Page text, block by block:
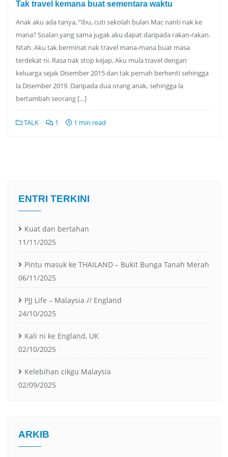
Tak travel kemana buat sementara waktu
Anak aku ada tanya, “Ibu, cuti sekolah bulan Mac nanti nak ke
mana? Soalan yang sama jugak aku dapat daripada rakan-rakan.
Ntah. Aku tak berminat nak travel mana-mana buat masa
terdekat ni. Rasa nak stop kejap. Aku mula travel dengan
keluarga sejak Disember 2015 dan tak pernah berhenti sehingga
la Disember 2019. Daripada dua orang anak, sehingga la
bertambah seorang […]
TALK 1 1 min read
ENTRI TERKINI
Kuat dan bertahan
11/11/2025
Pintu masuk ke THAILAND – Bukit Bunga Tanah Merah
06/11/2025
PJJ Life – Malaysia // England
24/10/2025
Kali ni ke England, UK
02/10/2025
Kelebihan cikgu Malaysia
02/09/2025
ARKIB